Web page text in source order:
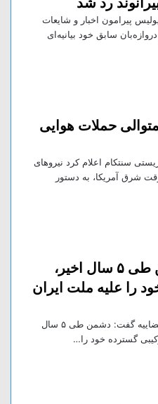
پیرامون اخبار و شایعات
سابق خود بیانیه‌ای
حملات هوایی
سنتکام اعلام کرد نیروهای
شرق آمریکا، به دستور
محسنی اژه‌ای: دشمن طی ۵ سال اخیر،
را علیه ملت ایران
به گزارش کاوک نیوزرئیس قوه قضاییه گفت: دشمن طی ۵ سال
گسترده خود را…